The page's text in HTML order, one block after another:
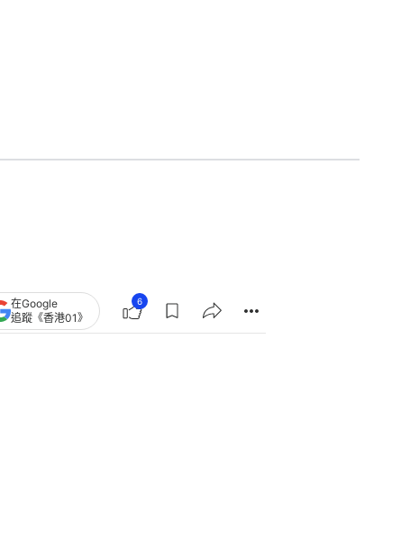
在Google
追蹤《香港01》
6